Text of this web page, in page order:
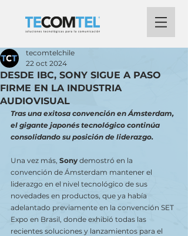
DESDE IBC, SONY SIGUE A PASO
FIRME EN LA INDUSTRIA
AUDIOVISUAL
tecomtelchile
22 oct 2024
Tras una exitosa convención en Ámsterdam,
el gigante japonés tecnológico continúa
consolidando su posición de liderazgo.
Una vez más, Sony demostró en la
convención de Ámsterdam mantener el
liderazgo en el nivel tecnológico de sus
novedades en productos, que ya había
adelantado previamente en la convención SET
Expo en Brasil, donde exhibió todas las
recientes soluciones y lanzamientos para el